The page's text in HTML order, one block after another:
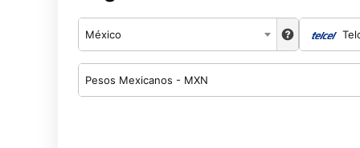
México
Pesos Mexicanos - MXN